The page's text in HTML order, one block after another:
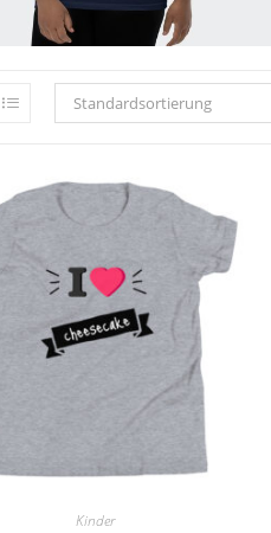
Standardsortierung
Kinder